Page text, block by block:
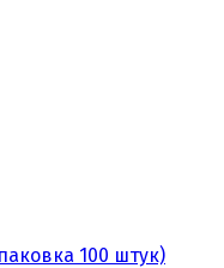
100 штук)